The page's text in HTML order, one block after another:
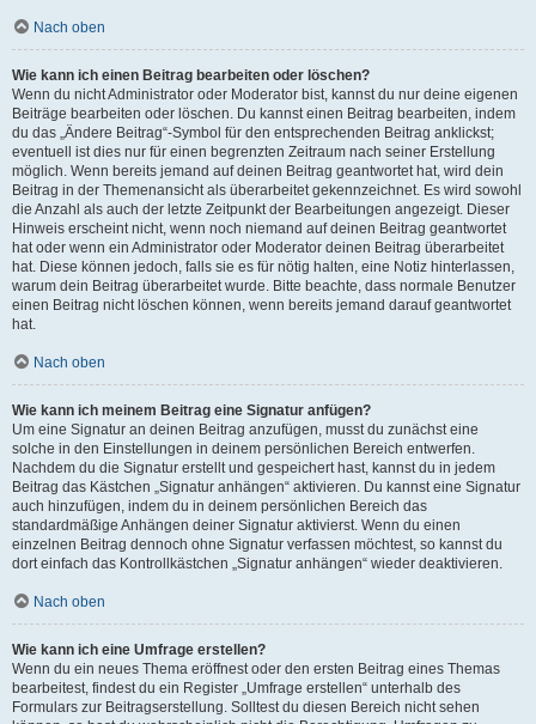
Nach oben
Wie kann ich einen Beitrag bearbeiten oder löschen?
Wenn du nicht Administrator oder Moderator bist, kannst du nur deine eigenen
Beiträge bearbeiten oder löschen. Du kannst einen Beitrag bearbeiten, indem
du das „Ändere Beitrag“-Symbol für den entsprechenden Beitrag anklickst;
eventuell ist dies nur für einen begrenzten Zeitraum nach seiner Erstellung
möglich. Wenn bereits jemand auf deinen Beitrag geantwortet hat, wird dein
Beitrag in der Themenansicht als überarbeitet gekennzeichnet. Es wird sowohl
die Anzahl als auch der letzte Zeitpunkt der Bearbeitungen angezeigt. Dieser
Hinweis erscheint nicht, wenn noch niemand auf deinen Beitrag geantwortet
hat oder wenn ein Administrator oder Moderator deinen Beitrag überarbeitet
hat. Diese können jedoch, falls sie es für nötig halten, eine Notiz hinterlassen,
warum dein Beitrag überarbeitet wurde. Bitte beachte, dass normale Benutzer
einen Beitrag nicht löschen können, wenn bereits jemand darauf geantwortet
hat.
Nach oben
Wie kann ich meinem Beitrag eine Signatur anfügen?
Um eine Signatur an deinen Beitrag anzufügen, musst du zunächst eine
solche in den Einstellungen in deinem persönlichen Bereich entwerfen.
Nachdem du die Signatur erstellt und gespeichert hast, kannst du in jedem
Beitrag das Kästchen „Signatur anhängen“ aktivieren. Du kannst eine Signatur
auch hinzufügen, indem du in deinem persönlichen Bereich das
standardmäßige Anhängen deiner Signatur aktivierst. Wenn du einen
einzelnen Beitrag dennoch ohne Signatur verfassen möchtest, so kannst du
dort einfach das Kontrollkästchen „Signatur anhängen“ wieder deaktivieren.
Nach oben
Wie kann ich eine Umfrage erstellen?
Wenn du ein neues Thema eröffnest oder den ersten Beitrag eines Themas
bearbeitest, findest du ein Register „Umfrage erstellen“ unterhalb des
Formulars zur Beitragserstellung. Solltest du diesen Bereich nicht sehen